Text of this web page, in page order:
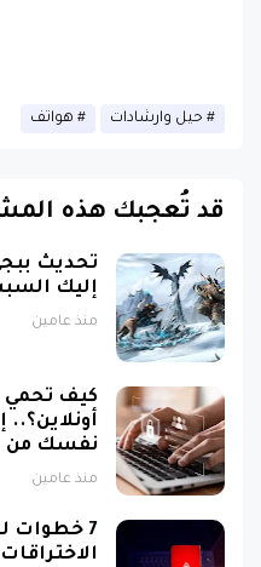
حيل وارشادات هواتف
قد تُعجبك هذه
إليك
منذ عامين
كيف تحمي
نفسك من
منذ عامين
7 خطوات